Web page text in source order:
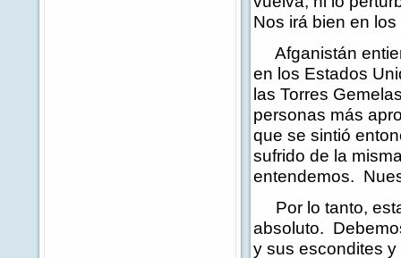
Nos irá bien en
Afganistán
en los Estados
las Torres
personas más
que se sintió
sufrido de la
entendemos.
Por lo tanto,
absoluto.
y sus escondites